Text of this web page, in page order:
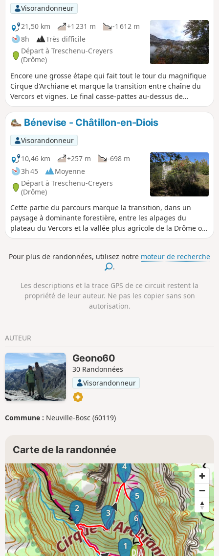
Visorandonneur
21,50 km
+1 231 m
-1 612 m
8h
Très difficile
Départ à Treschenu-Creyers
(Drôme)
Encore une grosse étape qui fait tout le tour du magnifique
Cirque d'Archiane et marque la transition entre chaîne du
Vercors et vignes. Le final casse-pattes au-dessus de
Châtillon-en-Diois donne sur un point de vue superbe sur le
Diois.Bénevise - Châtillon-en-Diois
Visorandonneur
10,46 km
+257 m
-698 m
3h 45
Moyenne
Départ à Treschenu-Creyers
(Drôme)
Cette partie du parcours marque la transition, dans un
paysage à dominante forestière, entre les alpages du
plateau du Vercors et la vallée plus agricole de la Drôme où
se développent la vigne, les noyeraies et les lavandes. La
trouve souvent en situation dominante sur des vallées
suffisamment larges pour permettre un paysage riant
beau village médiéval de Châtillon-en-Diois
Pour plus de randonnées, utilisez notre moteur de recherche
.
Les descriptions et la trace GPS de ce circuit restent la
propriété de leur auteur. Ne pas les copier sans son
autorisation.
AUTEUR
Geono60
30 Randonnées
Visorandonneur
Commune : Neuville-Bosc (60119)
Carte de la randonnée
1
2 3
4
5
6